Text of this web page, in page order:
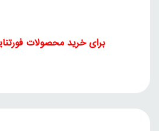
برای خرید محصولات